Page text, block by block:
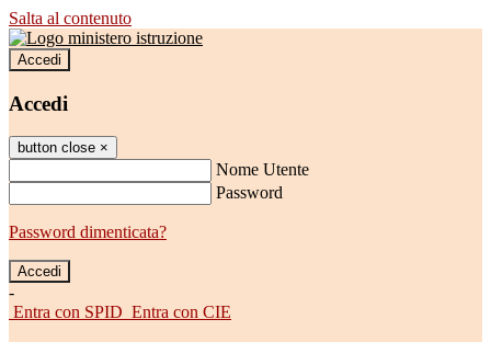
Salta al contenuto
Accedi
Accedi
button close ×
Nome Utente
Password
Password dimenticata?
-
Entra con SPID Entra con CIE